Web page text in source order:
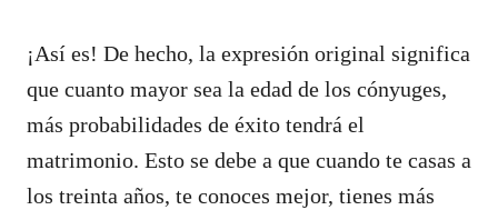
¡Así es! De hecho, la expresión original significa
que cuanto mayor sea la edad de los cónyuges,
más probabilidades de éxito tendrá el
matrimonio. Esto se debe a que cuando te casas a
los treinta años, te conoces mejor, tienes más